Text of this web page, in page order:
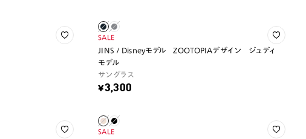
SALE
JINS / Disneyモデル ZOOTOPIAデザイン ジュディ
モデル
サングラス
¥3,300
SALE